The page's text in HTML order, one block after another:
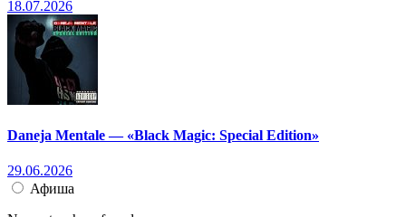
18.07.2026
Daneja Mentale — «Black Magic: Special Edition»
29.06.2026
Афиша